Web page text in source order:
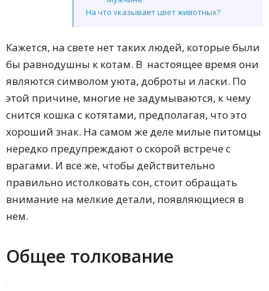
На что указывает цвет животных?
Много ли котят у кошки?
К чему снятся кошачьи роды?
Убивать котят во сне
Кажется, на свете нет таких людей, которые были
бы равнодушны к котам. В настоящее время они
являются символом уюта, доброты и ласки. По
этой причине, многие не задумываются, к чему
снится кошка с котятами, предполагая, что это
хороший знак. На самом же деле милые питомцы
нередко предупреждают о скорой встрече с
врагами. И все же, чтобы действительно
правильно истолковать сон, стоит обращать
внимание на мелкие детали, появляющиеся в
нем.
Общее толкование